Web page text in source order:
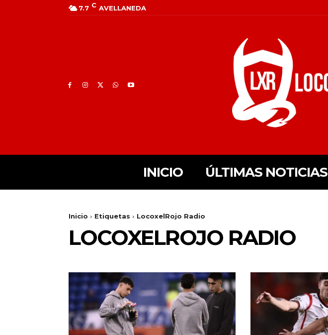
7.7 C AVELLANEDA
INICIO ÚLTIMAS NOTICIAS
Inicio Etiquetas LocoxelRojo Radio
LOCOXELROJO RADIO